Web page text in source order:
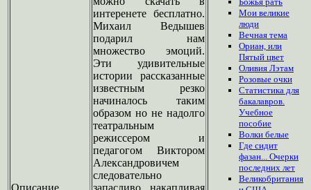
интеренете бесплатно.
Михаил Ведышев
подарил нам
множество эмоций.
Эти удивительные
истории рассказанные
известным резко
начиналось таким
образом но не надолго
театральным
режиссером и
педагогом Виктором
Александровичем
следовательно
Мои великие
люди
Вечная тема
Ориан, или
Пятый цвет
Оливия Лэтам
Розовые очки
Статистика для
бакалавров.
Учебное
пособие
Волки белые
Где сидит
фазан... Очерки
последних лет
Великобритания